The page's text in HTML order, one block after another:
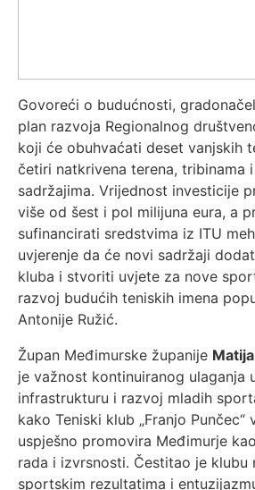
Govoreći o budućnosti,
plan razvoja Regionalnog
koji će obuhvaćati deset vanjskih
četiri natkrivena terena, tribinama
sadržajima. Vrijednost investicije
više od šest i pol milijuna eura, a
sufinancirati sredstvima iz ITU
uvjerenje da će novi sadržaji
kluba i stvoriti uvjete za nove
razvoj budućih teniskih imena
Antonije Ružić.
Župan Međimurske županije
je važnost kontinuiranog ulaganja
infrastrukturu i razvoj mladih
kako Teniski klub „Franjo
uspješno promovira Međimurje
rada i izvrsnosti. Čestitao je klubu
sportskim rezultatima i